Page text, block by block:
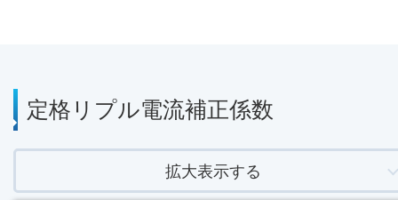
定格リプル電流補正係数
拡大表示する